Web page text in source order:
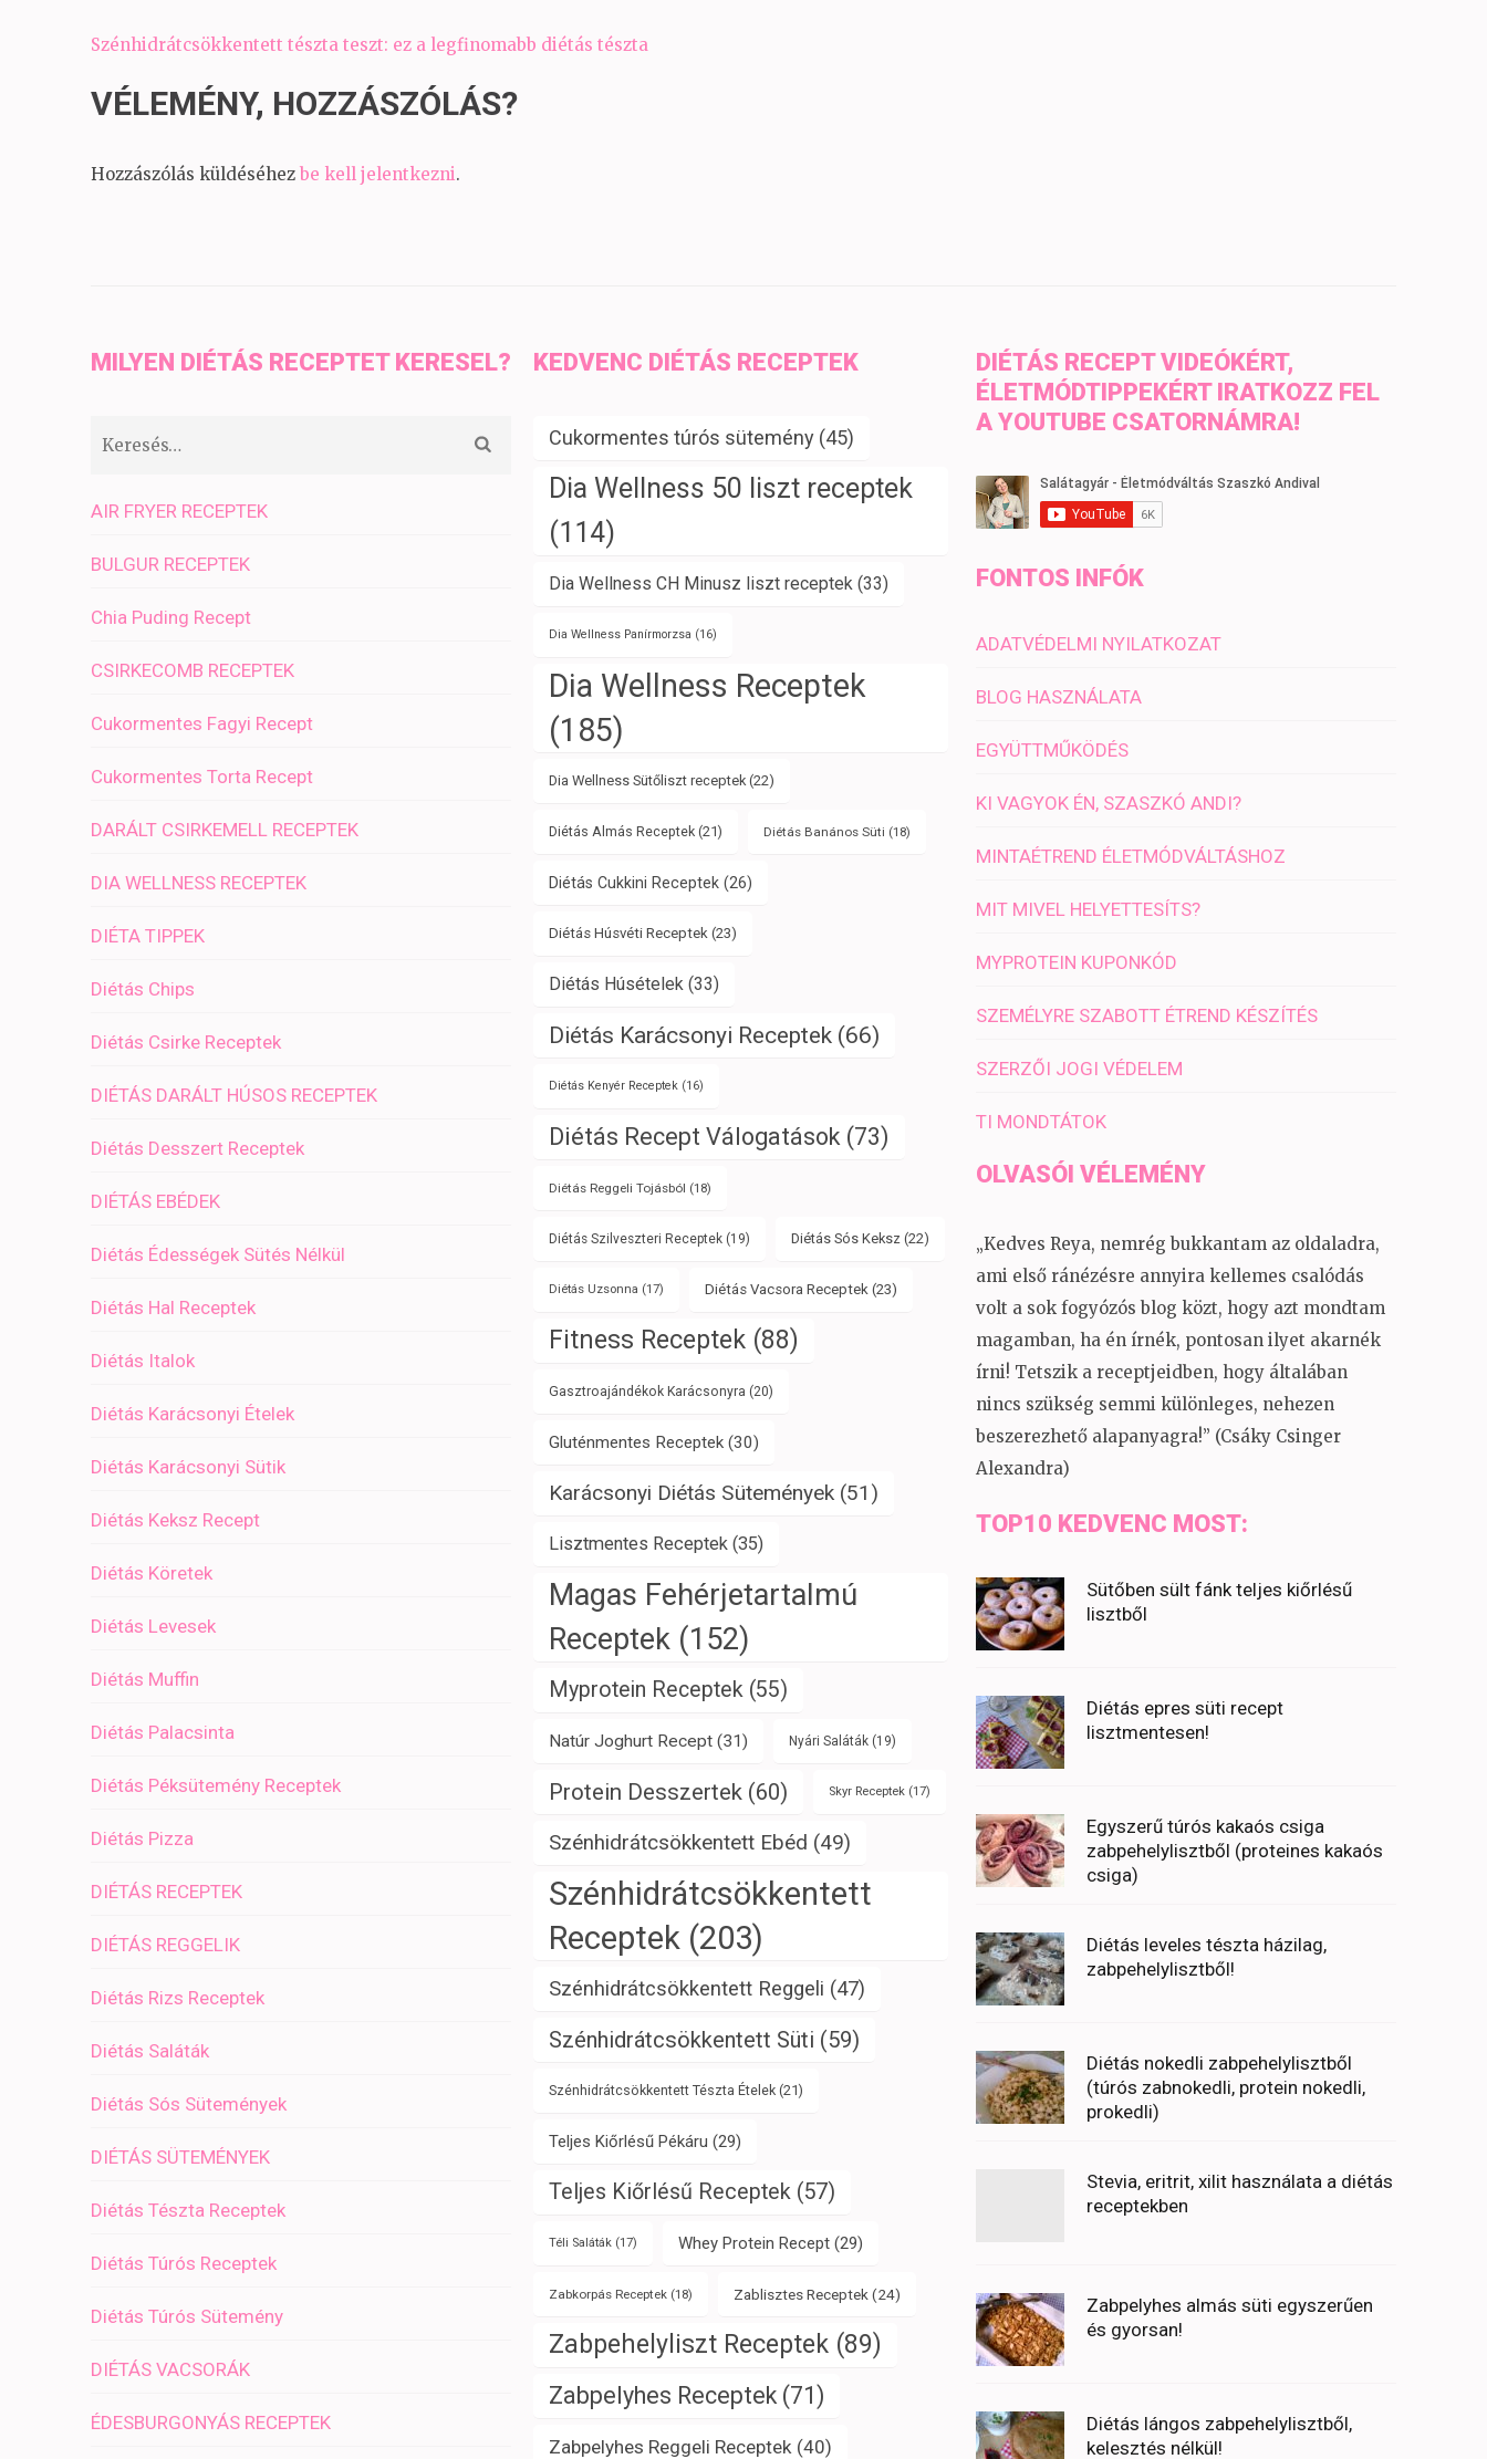
Bejegyzés
Szénhidrátcsökkentett tészta teszt: ez a legfinomabb diétás tészta
VÉLEMÉNY, HOZZÁSZÓLÁS?
Hozzászólás küldéséhez be kell jelentkezni.
MILYEN DIÉTÁS RECEPTET KERESEL?
AIR FRYER RECEPTEK
BULGUR RECEPTEK
Chia Puding Recept
CSIRKECOMB RECEPTEK
Cukormentes Fagyi Recept
Cukormentes Torta Recept
DARÁLT CSIRKEMELL RECEPTEK
DIA WELLNESS RECEPTEK
DIÉTA TIPPEK
Diétás Chips
Diétás Csirke Receptek
DIÉTÁS DARÁLT HÚSOS RECEPTEK
Diétás Desszert Receptek
DIÉTÁS EBÉDEK
Diétás Édességek Sütés Nélkül
Diétás Hal Receptek
Diétás Italok
Diétás Karácsonyi Ételek
Diétás Karácsonyi Sütik
Diétás Keksz Recept
Diétás Köretek
Diétás Levesek
Diétás Muffin
Diétás Palacsinta
Diétás Péksütemény Receptek
Diétás Pizza
DIÉTÁS RECEPTEK
DIÉTÁS REGGELIK
Diétás Rizs Receptek
Diétás Saláták
Diétás Sós Sütemények
DIÉTÁS SÜTEMÉNYEK
Diétás Tészta Receptek
Diétás Túrós Receptek
Diétás Túrós Sütemény
DIÉTÁS VACSORÁK
ÉDESBURGONYÁS RECEPTEK
KEDVENC DIÉTÁS RECEPTEK
Cukormentes túrós sütemény(45)
Dia Wellness 50 liszt receptek
(114)
Dia Wellness CH Minusz liszt receptek (33)
Dia Wellness Panírmorzsa (16)
Dia Wellness Receptek
(185)
Dia Wellness Sütőliszt receptek(22)
Diétás Almás Receptek(21) Diétás Banános Süti (18)
Diétás Cukkini Receptek(26)
Diétás Húsvéti Receptek (23)
Diétás Húsételek (33)
Diétás Karácsonyi Receptek(66)
Diétás Kenyér Receptek(16)
Diétás Recept Válogatások (73)
Diétás Reggeli Tojásból (18)
Diétás Szilveszteri Receptek(19) Diétás Sós Keksz (22)
Diétás Uzsonna (17) Diétás Vacsora Receptek (23)
Fitness Receptek(88)
Gasztroajándékok Karácsonyra (20)
Gluténmentes Receptek(30)
Karácsonyi Diétás Sütemények(51)
Lisztmentes Receptek (35)
Magas Fehérjetartalmú
Receptek(152)
Myprotein Receptek(55)
Natúr Joghurt Recept(31) Nyári Saláták(19)
Protein Desszertek (60) Skyr Receptek(17)
Szénhidrátcsökkentett Ebéd (49)
Szénhidrátcsökkentett
Receptek (203)
Szénhidrátcsökkentett Reggeli (47)
Szénhidrátcsökkentett Süti (59)
Szénhidrátcsökkentett Tészta Ételek(21)
Teljes Kiőrlésű Pékáru (29)
Teljes Kiőrlésű Receptek(57)
Téli Saláták(17) Whey Protein Recept(29)
Zabkorpás Receptek(18) Zablisztes Receptek (24)
Zabpehelyliszt Receptek(89)
Zabpelyhes Receptek(71)
Zabpelyhes Reggeli Receptek (40)
DIÉTÁS RECEPT VIDEÓKÉRT,
ÉLETMÓDTIPPEKÉRT IRATKOZZ FEL
A YOUTUBE CSATORNÁMRA!
FONTOS INFÓK
ADATVÉDELMI NYILATKOZAT
BLOG HASZNÁLATA
EGYÜTTMŰKÖDÉS
KI VAGYOK ÉN, SZASZKÓ ANDI?
MINTAÉTREND ÉLETMÓDVÁLTÁSHOZ
MIT MIVEL HELYETTESÍTS?
MYPROTEIN KUPONKÓD
SZEMÉLYRE SZABOTT ÉTREND KÉSZÍTÉS
SZERZŐI JOGI VÉDELEM
TI MONDTÁTOK
OLVASÓI VÉLEMÉNY
„Kedves Reya, nemrég bukkantam az oldaladra,
ami első ránézésre annyira kellemes csalódás
volt a sok fogyózós blog közt, hogy azt mondtam
magamban, ha én írnék, pontosan ilyet akarnék
írni! Tetszik a receptjeidben, hogy általában
nincs szükség semmi különleges, nehezen
beszerezhető alapanyagra!” (Csáky Csinger
Alexandra)
TOP10 KEDVENC MOST:
Sütőben sült fánk teljes kiőrlésű
lisztből
Diétás epres süti recept
lisztmentesen!
Egyszerű túrós kakaós csiga
zabpehelylisztből (proteines kakaós
csiga)
Diétás leveles tészta házilag,
zabpehelylisztből!
Diétás nokedli zabpehelylisztből
(túrós zabnokedli, protein nokedli,
prokedli)
Stevia, eritrit, xilit használata a diétás
receptekben
Zabpelyhes almás süti egyszerűen
és gyorsan!
Diétás lángos zabpehelylisztből,
kelesztés nélkül!